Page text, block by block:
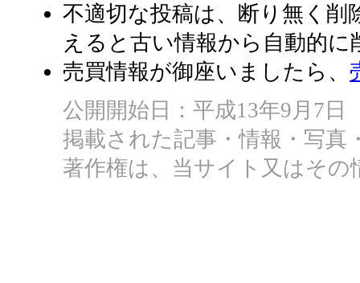
不適切な投稿は、断り無く削
えると古い情報から自動的に
売買情報が御座いましたら、
公開開始日：平成13年9月7日
掲載された記事・情報・写真
著作権は、当サイト又はその